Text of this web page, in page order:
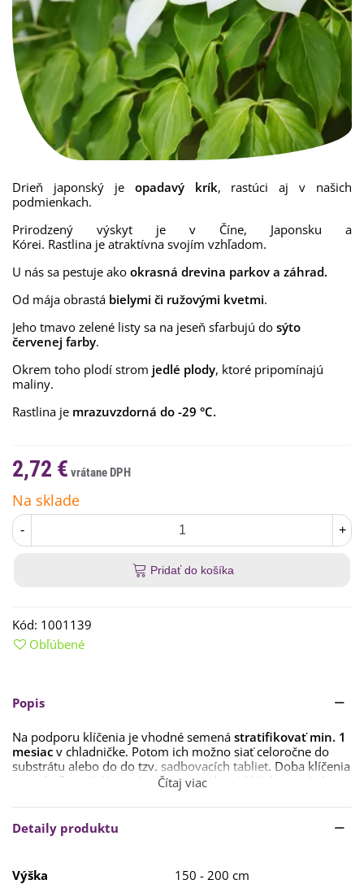
Drieň japonský je opadavý krík, rastúci ajv
našich
podmienkach.
Prirodzený výskyt je v Číne, Japonsku a
Kórei. Rastlina je atraktívna svojím vzhľadom.
U nás sa pestuje ako okrasná drevina parkov a záhrad.
Od mája obrastá bielymi či ružovými kvetmi.
Jeho tmavo zelené listy sa na jeseň sfarbujú do sýto
červenej farby.
Okrem toho plodí strom jedlé plody, ktoré pripomínajú
maliny.
Rastlina je mrazuvzdorná do -29 °C.
2,72 €
Na sklade
- +
Pridať do košíka
Kód: 1001139
Obľúbené
Popis
Na podporu klíčenia je vhodné semená stratifikovať min. 1
mesiac v chladničke. Potom ich možno siať celoročne do
substrátu alebo do do tzv. sadbovacích tabliet. Doba klíčenia
niekoľko týždňov až mesiacov.Ak má
dva
von
Drieň vyžadujeslnečné stanovisko s výživnou pôdou,
ktorá je obohatená o rašelinu.
rastliny nasypať mulčovaciu kôru.
Čítaj viac
Detaily produktu
Výška
150 - 200 cm